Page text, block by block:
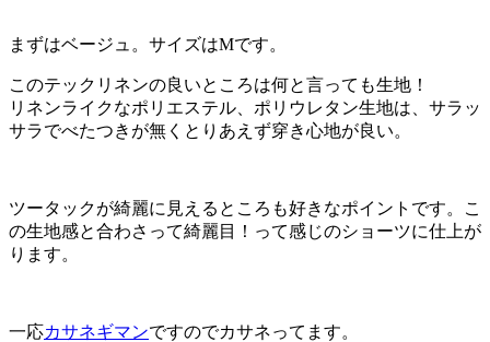
まずはベージュ。サイズはMです。
このテックリネンの良いところは何と言っても生地！
リネンライクなポリエステル、ポリウレタン生地は、サラッ
サラでべたつきが無くとりあえず穿き心地が良い。
ツータックが綺麗に見えるところも好きなポイントです。こ
の生地感と合わさって綺麗目！って感じのショーツに仕上が
ります。
一応カサネギマンですのでカサネってます。